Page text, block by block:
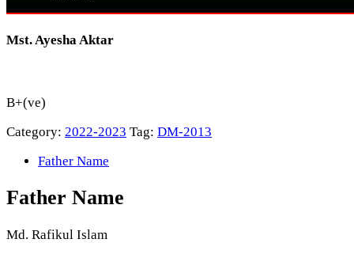
Mst. Ayesha Aktar
B+(ve)
Category: 2022-2023 Tag: DM-2013
Father Name
Father Name
Md. Rafikul Islam